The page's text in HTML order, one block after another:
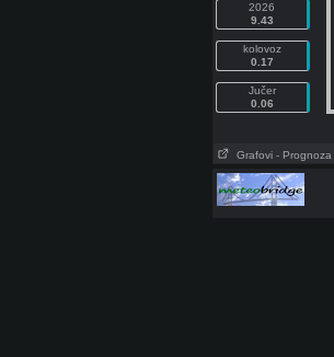
2026
9.43
kolovoz
0.17
Jučer
0.06
Grafovi - Prognoza